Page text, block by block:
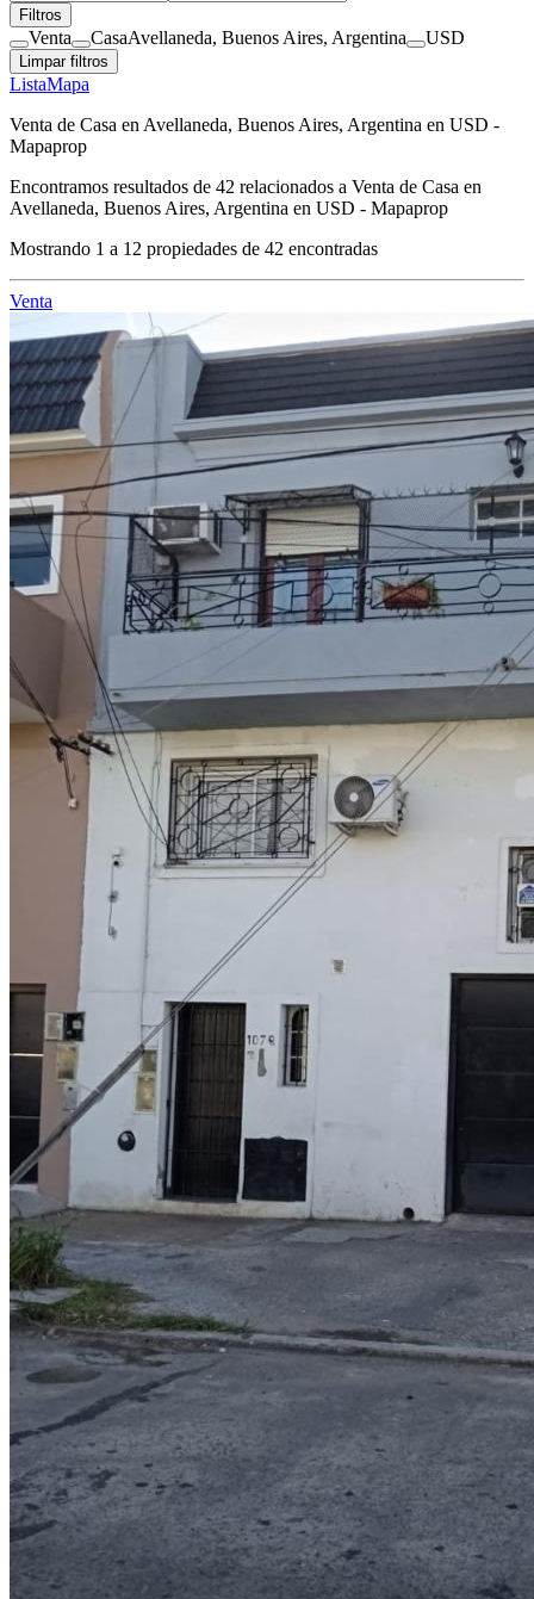
Filtros
Venta CasaAvellaneda, Buenos Aires, Argentina USD
Limpar filtros
ListaMapa
Venta de Casa en Avellaneda, Buenos Aires, Argentina en USD -
Mapaprop
Encontramos resultados de 42 relacionados a Venta de Casa en
Avellaneda, Buenos Aires, Argentina en USD - Mapaprop
Mostrando 1 a 12 propiedades de 42 encontradas
Venta